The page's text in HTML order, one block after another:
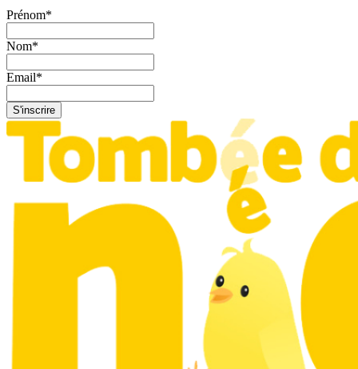
Prénom*
Nom*
Email*
S'inscrire